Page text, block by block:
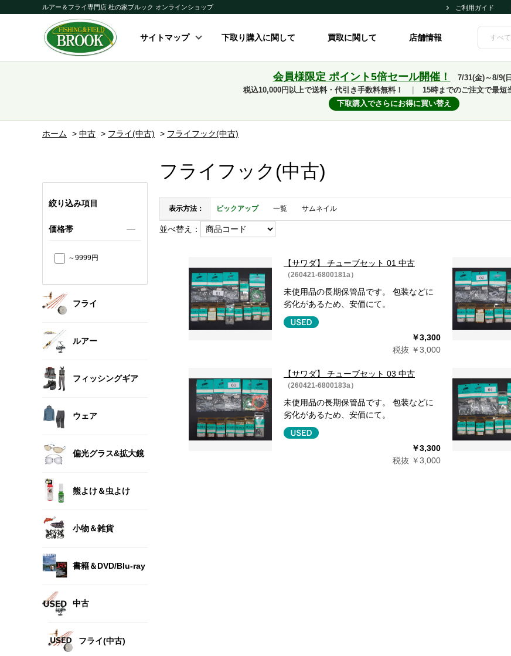
ルアー＆フライ専門店 杜の家ブルック オンラインショップ ご利用ガイド
サイトマップ 下取り購入に関して 買取に関して 店舗情報
会員様限定 ポイント5倍セール開催！
7/31(金)～8/9(
税込10,000円以上で送料・代引き手数料無料！
15時までのご注文で最短
下取購入でさらにお得に買い替え
ホーム > 中古 > フライ(中古) > フライフック(中古)
絞り込み項目
価格帯
～9999円
フライ
ルアー
フィッシングギア
ウェア
偏光グラス&拡大鏡
熊よけ＆虫よけ
小物＆雑貨
書籍＆DVD/Blu-ray
中古
フライ(中古)
フライフック(中古)
表示方法： ピックアップ 一覧 サムネイル
並べ替え：
【サワダ】 チューブセット 01 中古
（260421-6800181a）
未使用品の長期保管品です。 包装などに
劣化があるため、安価にて。
￥3,300
税抜 ￥3,000
【サワダ】 チューブセット 03 中古
（260421-6800183a）
未使用品の長期保管品です。 包装などに
劣化があるため、安価にて。
￥3,300
税抜 ￥3,000